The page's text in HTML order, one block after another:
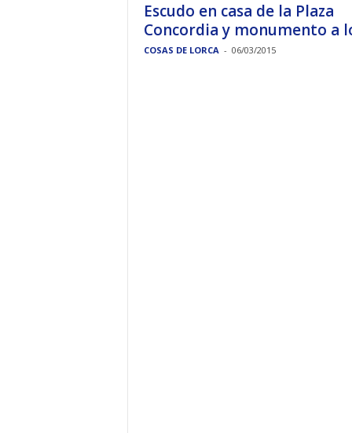
Escudo en casa de la Plaza
Concordia y monumento a
COSAS DE LORCA - 06/03/2015